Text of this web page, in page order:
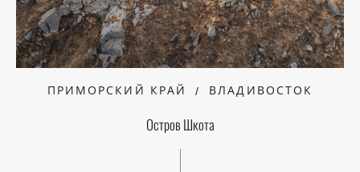
ПРИМОРСКИЙ КРАЙ ВЛАДИВОСТОК
Остров Шкота